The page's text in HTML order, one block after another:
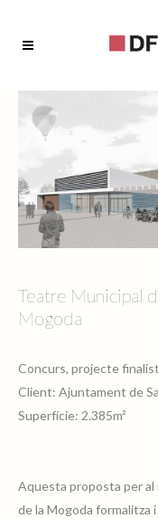
Teatre Municipal
Mogoda
Concurs, projecte
Client: Ajuntament de
Superfície: 2.385m²
Aquesta proposta per
de la Mogoda formalitza